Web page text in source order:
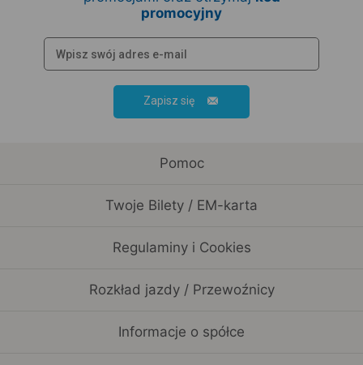
promocyjny
Zapisz się
Pomoc
Twoje Bilety / EM-karta
Regulaminy i Cookies
Rozkład jazdy / Przewoźnicy
Informacje o spółce